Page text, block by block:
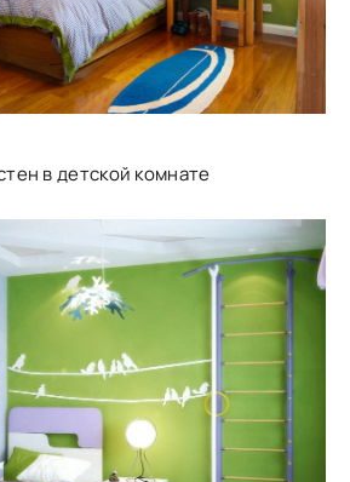
в детской комнате